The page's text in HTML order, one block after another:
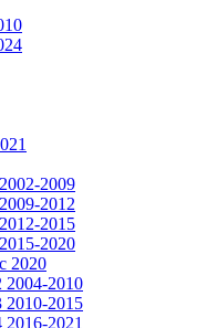
2009
2012
2015
2020
2020
2004-2010
2010-2015
2021